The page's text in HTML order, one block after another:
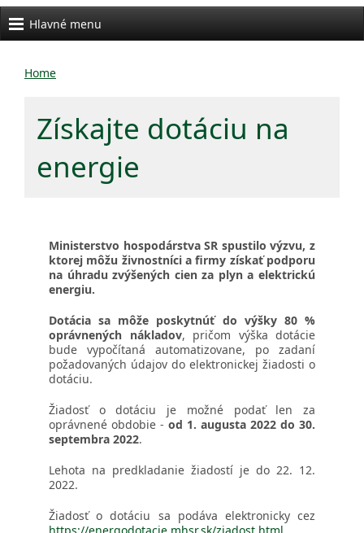
Hlavné menu
Home
Získajte dotáciu na
energie
Ministerstvo hospodárstva SR spustilo výzvu, z
ktorej môžu živnostníci a firmy získať podporu
na úhradu zvýšených cien za plyn a elektrickú
energiu.
Dotácia sa môže poskytnúť do výšky 80 %
oprávnených nákladov, pričom výška dotácie
bude vypočítaná automatizovane, po zadaní
požadovaných údajov do elektronickej žiadosti o
dotáciu.
Žiadosť o dotáciu je možné podať len za
oprávnené obdobie - od 1. augusta 2022 do 30.
septembra 2022.
Lehota na predkladanie žiadostí je do 22. 12.
2022.
Žiadosť o dotáciu sa podáva elektronicky cez